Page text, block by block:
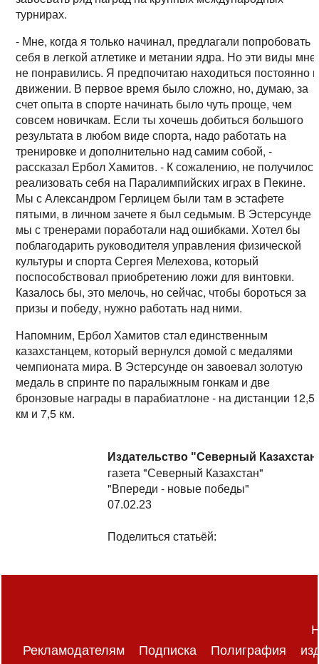
турнирах.
- Мне, когда я только начинал, предлагали попробовать
себя в легкой атлетике и метании ядра. Но эти виды мне
не понравились. Я предпочитаю находиться постоянно в
движении. В первое время было сложно, но, думаю, за
счет опыта в спорте начинать было чуть проще, чем
совсем новичкам. Если ты хочешь добиться большого
результата в любом виде спорта, надо работать на
тренировке и дополнительно над самим собой, -
рассказал Ербол Хамитов. - К сожалению, не получилось
реализовать себя на Паралимпийских играх в Пекине.
Мы с Александром Герлицем были там в эстафете
пятыми, в личном зачете я был седьмым. В Эстерсунде
мы с тренерами поработали над ошибками. Хотел бы
поблагодарить руководителя управления физической
культуры и спорта Сергея Мелехова, который
поспособствовал приобретению ложи для винтовки.
Казалось бы, это мелочь, но сейчас, чтобы бороться за
призы и победу, нужно работать над ними.
Напомним, Ербол Хамитов стал единственным
казахстанцем, который вернулся домой с медалями
чемпионата мира. В Эстерсунде он завоевал золотую
медаль в спринте по паралыжным гонкам и две
бронзовые награды в парабиатлоне - на дистанции 12,5
км и 7,5 км.
Издательство "Северный
газета "Северный Казахстан"
"Впереди - новые победы"
07.02.23
Поделиться статьёй:
Рекламодателям Подписка Полиграфия